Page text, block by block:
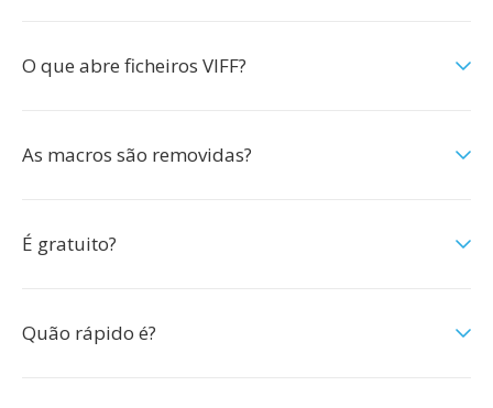
O que abre ficheiros VIFF?
As macros são removidas?
É gratuito?
Quão rápido é?